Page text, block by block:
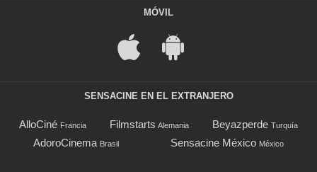
MÓVIL
SENSACINE EN EL EXTRANJERO
AlloCiné Francia Filmstarts Alemania Beyazperde Turquía
AdoroCinema Brasil Sensacine México México